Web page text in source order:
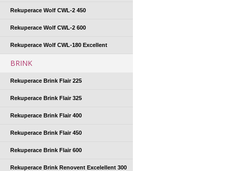
Rekuperace Wolf CWL-2 450
Rekuperace Wolf CWL-2 600
Rekuperace Wolf CWL-180 Excellent
BRINK
Rekuperace Brink Flair 225
Rekuperace Brink Flair 325
Rekuperace Brink Flair 400
Rekuperace Brink Flair 450
Rekuperace Brink Flair 600
Rekuperace Brink Renovent Excelellent 300